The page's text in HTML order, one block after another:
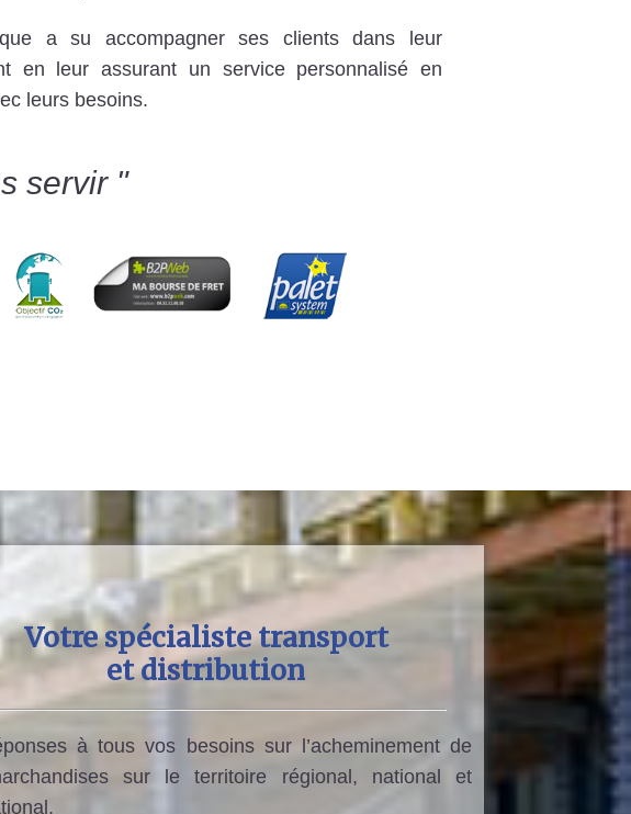
a su accompagner ses clients dans leur
en leur assurant un service personnalisé en
leurs besoins.
servir "
Votre spécialiste transport
et distribution
à tous vos besoins sur l’acheminement de
sur le territoire régional, national et